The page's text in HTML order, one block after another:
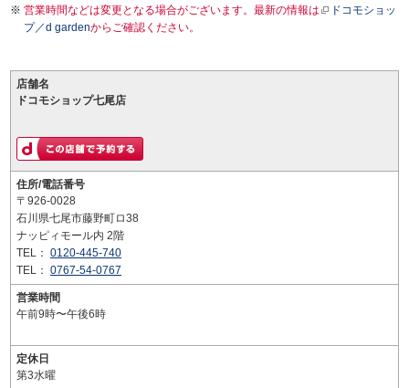
営業時間などは変更となる場合がございます。最新の情報は
ドコモショッ
プ／d gardenからご確認ください。
店舗名
ドコモショップ七尾店
住所/電話番号
〒926-0028
石川県七尾市藤野町ロ38
ナッピィモール内 2階
TEL： 0120-445-740
TEL： 0767-54-0767
営業時間
午前9時〜午後6時
定休日
第3水曜